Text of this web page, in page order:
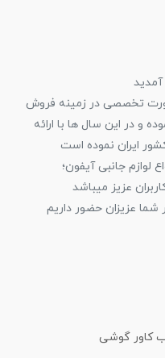
تخصصی در زمینه فروش
از سال ۱۳۹۴ آغاز نموده و در این سال ها با ارائه
ایران نموده است
لوازم جانبی آیفون؛
عزیز میباشد
شما عزیزان حضور داریم
کاور گوشی